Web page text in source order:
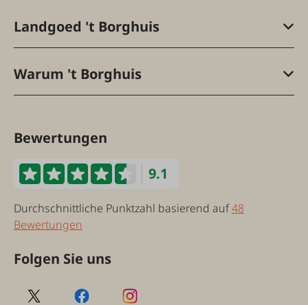
Landgoed 't Borghuis
Warum 't Borghuis
Bewertungen
9.1
Durchschnittliche Punktzahl basierend auf48
Bewertungen
Folgen Sie uns